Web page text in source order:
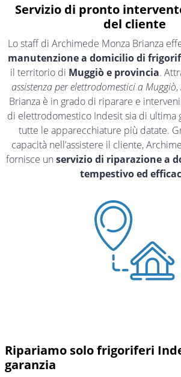
Servizio di pronto
del cliente
Lo staff di Archimede Monza Brianza
manutenzione a domicilio di
il territorio di Muggiò e provincia.
assistenza per elettrodomestici a Muggiò
Brianza è in grado di riparare e
di elettrodomestico Indesit sia di ultima
tutte le apparecchiature più datate.
capacità nell’assistere il cliente,
fornisce un servizio di riparazione a
tempestivo ed
Ripariamo solo frigoriferi
garanzia